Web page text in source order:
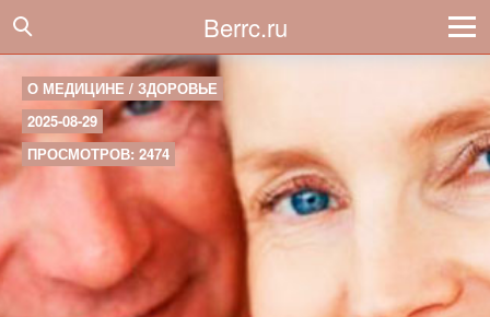
Berrc.ru
О МЕДИЦИНЕ / ЗДОРОВЬЕ
2025-08-29
ПРОСМОТРОВ: 2474